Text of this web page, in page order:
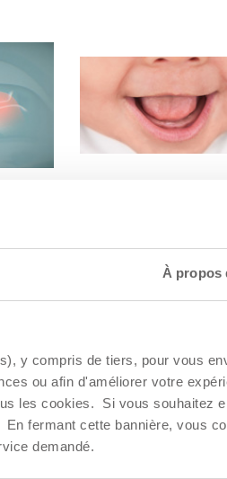
À propos
y compris de tiers, pour vous
ou afin d'améliorer votre
les cookies. Si vous souhaitez
fermant cette bannière, vous
demandé.
et
les
de la
un « confluent vital »
nombreuses fonctions
sont activées et se
développent à
des enfants :
succion, déglutition,
mastication,
phonation.